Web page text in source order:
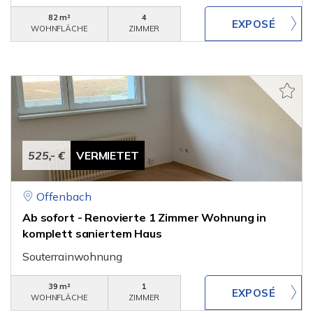
82 m²
WOHNFLÄCHE
4
ZIMMER
525,- € VERMIETET
Offenbach
Ab sofort - Renovierte 1 Zimmer Wohnung in
komplett saniertem Haus
Souterrainwohnung
39 m²
WOHNFLÄCHE
1
ZIMMER